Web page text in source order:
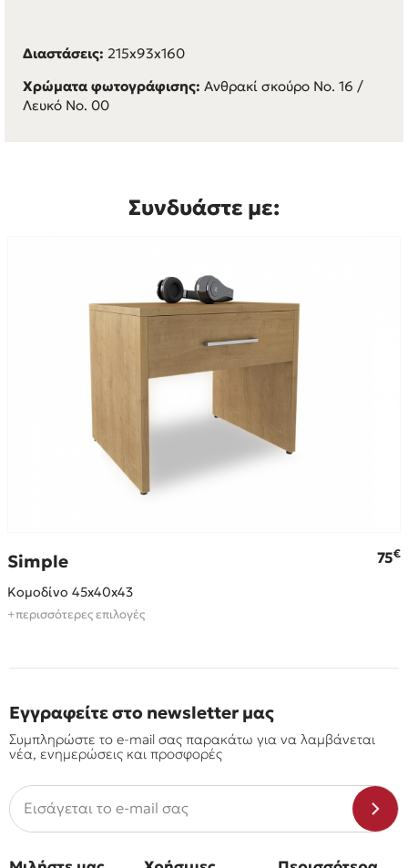
Διαστάσεις: 215x93x160
Χρώματα φωτογράφισης: Ανθρακί σκούρο Νο. 16 /
Λευκό Νο. 00
Συνδυάστε με:
Simple 75€
Κομοδίνο 45x40x43
+περισσότερες επιλογές
Εγγραφείτε στο newsletter μας
Συμπληρώστε το e-mail σας παρακάτω για να λαμβάνεται
νέα, ενημερώσεις και προσφορές